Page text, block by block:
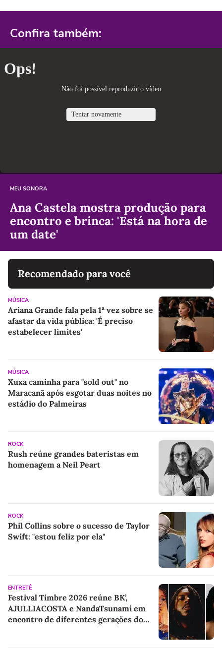
Confira também:
MEU SONORA
Ana Castela mostra produção para
encontro e brinca: 'Está na hora de
um date'
Recomendado para você
MÚSICA
Ariana Grande fala pela 1ª vez sobre se
afastar da vida pública: 'É preciso
estabelecer limites'
MÚSICA
Xuxa caminha para "sold out" no
Maracanã após esgotar duas noites no
estádio do Palmeiras
ROCK
Rush reúne grandes bateristas em
homenagem a Neil Peart
ROCK
Phil Collins sobre o sucesso de Taylor
Swift: "estou feliz por ela"
ENTRETÊ
Festival Timbre 2026 reúne BK’,
AJULLIACOSTA e NandaTsunami em
encontro de diferentes gerações do